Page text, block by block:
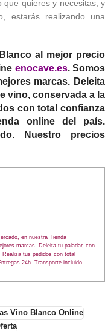
que quieres y necesitas; y
estarás realizando una
al mejor precio
enocave.es. Somos
marcas. Deleita
vino, conservada a la
con total confianza
online del país.
Nuestro precios
en nuestra Tienda
marcas. Deleita tu paladar, con
tus pedidos con total
24h. Transporte incluido.
Vino Blanco Online